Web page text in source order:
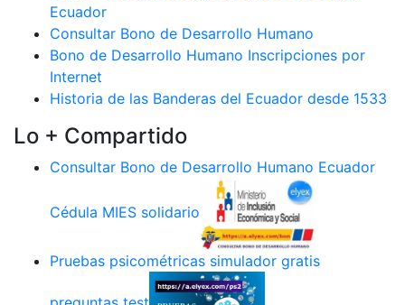
Ecuador
Consultar Bono de Desarrollo Humano
Bono de Desarrollo Humano Inscripciones por
Internet
Historia de las Banderas del Ecuador desde 1533
Lo + Compartido
Consultar Bono de Desarrollo Humano Ecuador
Cédula MIES solidario
Pruebas psicométricas simulador gratis